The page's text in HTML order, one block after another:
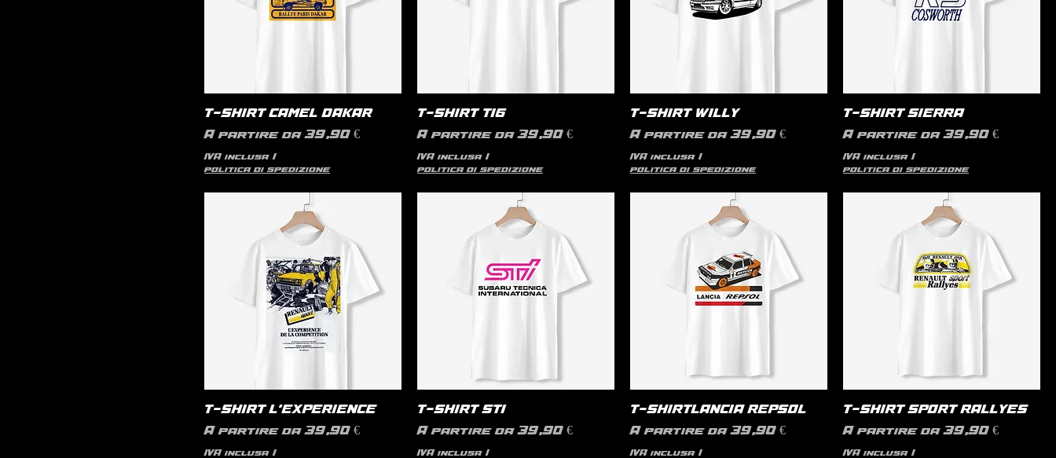
T-SHIRT CAMEL DAKAR
A partire da39,90 €
Prezzo scontato
IVA inclusa|
politica di spedizione
T-SHIRT T16
A partire da39,90 €
Prezzo scontato
IVA inclusa|
politica di spedizione
T-SHIRT WILLY
A partire da39,90 €
Prezzo scontato
IVA inclusa|
politica di spedizione
T-SHIRT SIERRA
A partire da39,90 €
Prezzo scontato
IVA inclusa|
politica di spedizione
T-SHIRT L'EXPERIENCE
A partire da39,90 €
Prezzo scontato
IVA inclusa|
T-SHIRT STI
A partire da39,90 €
Prezzo scontato
IVA inclusa|
T-SHIRTLANCIA REPSOL
A partire da39,90 €
Prezzo scontato
IVA inclusa|
T-SHIRT SPORT RALLYES
A partire da39,90 €
Prezzo scontato
IVA inclusa|